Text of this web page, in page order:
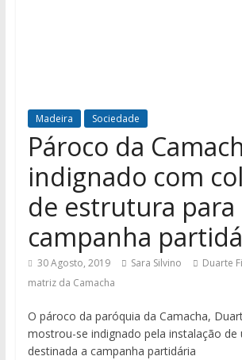
Madeira Sociedade
Pároco da
indignado com
de estrutura para
campanha
30 Agosto, 2019 Sara Silvino Duarte
matriz da Camacha
O pároco da paróquia da Camacha,
mostrou-se indignado pela instalação de
destinada a campanha partidária